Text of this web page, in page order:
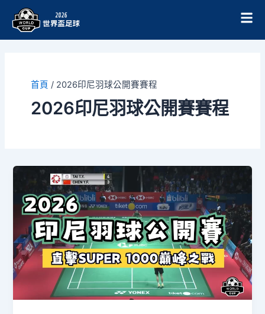
首頁 / 2026印尼羽球公開賽賽程
2026印尼羽球公開賽賽程